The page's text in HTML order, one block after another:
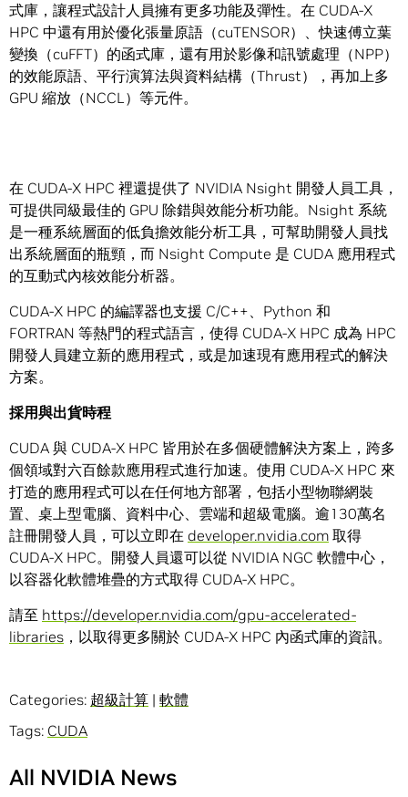
式庫，讓程式設計人員擁有更多功能及彈性。在 CUDA-X
HPC 中還有用於優化張量原語（cuTENSOR）、快速傅立葉
變換（cuFFT）的函式庫，還有用於影像和訊號處理（NPP）
的效能原語、平行演算法與資料結構（Thrust），再加上多
GPU 縮放（NCCL）等元件。
在 CUDA-X HPC 裡還提供了 NVIDIA Nsight 開發人員工具，
可提供同級最佳的 GPU 除錯與效能分析功能。Nsight 系統
是一種系統層面的低負擔效能分析工具，可幫助開發人員找
出系統層面的瓶頸，而 Nsight Compute 是 CUDA 應用程式
的互動式內核效能分析器。
CUDA-X HPC 的編譯器也支援 C/C++、Python 和
FORTRAN 等熱門的程式語言，使得 CUDA-X HPC 成為 HPC
開發人員建立新的應用程式，或是加速現有應用程式的解決
方案。
採用與出貨時程
CUDA 與 CUDA-X HPC 皆用於在多個硬體解決方案上，跨多
個領域對六百餘款應用程式進行加速。使用 CUDA-X HPC 來
打造的應用程式可以在任何地方部署，包括小型物聯網裝
置、桌上型電腦、資料中心、雲端和超級電腦。逾130萬名
註冊開發人員，可以立即在 developer.nvidia.com 取得
CUDA-X HPC。開發人員還可以從 NVIDIA NGC 軟體中心，
以容器化軟體堆疊的方式取得 CUDA-X HPC。
請至 https://developer.nvidia.com/gpu-accelerated-
libraries ，以取得更多關於 CUDA-X HPC 內函式庫的資訊。
Categories: 超級計算 | 軟體
Tags: CUDA
All NVIDIA News